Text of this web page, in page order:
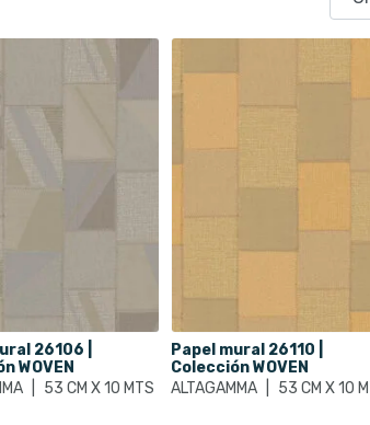
26106 |
WOVEN
53 CM X 10 MTS
Papel mural 26110 |
Colección WOVEN
ALTAGAMMA
53 CM X 10